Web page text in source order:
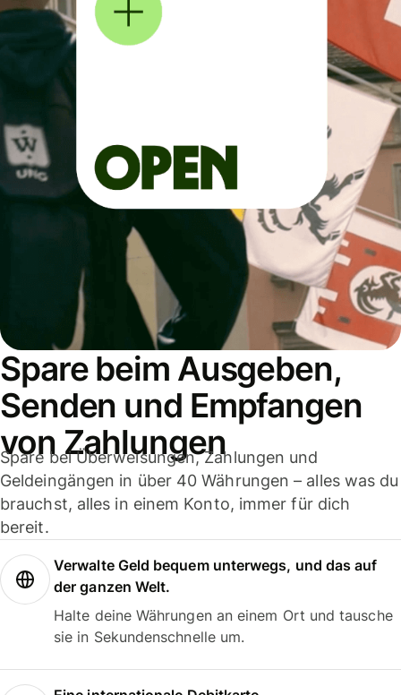
Spare beim Ausgeben,
Senden und Empfangen
von Zahlungen
Spare bei Überweisungen, Zahlungen und
Geldeingängen in über 40 Währungen – alles was du
brauchst, alles in einem Konto, immer für dich
bereit.
Verwalte Geld bequem unterwegs, und das auf
der ganzen Welt.
Halte deine Währungen an einem Ort und tausche
sie in Sekundenschnelle um.